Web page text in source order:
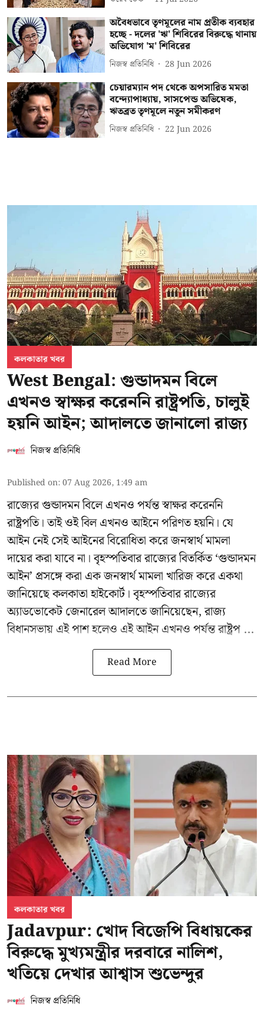
অবৈধভাবে তৃণমূলের নাম প্রতীক ব্যবহার
হচ্ছে - দলের 'ঋ' শিবিরের বিরুদ্ধে থানায়
অভিযোগ 'ম' শিবিরের
নিজস্ব প্রতিনিধি 28 Jun 2026
চেয়ারম্যান পদ থেকে অপসারিত মমতা
বন্দ্যোপাধ্যায়, সাসপেন্ড অভিষেক,
ঋতব্রত তৃণমূলে নতুন সমীকরণ
নিজস্ব প্রতিনিধি 22 Jun 2026
কলকাতার খবর
West Bengal: গুন্ডাদমন বিলে
এখনও স্বাক্ষর করেননি রাষ্ট্রপতি, চালুই
হয়নি আইন; আদালতে জানালো রাজ্য
নিজস্ব প্রতিনিধি
Published on:07 Aug 2026, 1:49 am
রাজ্যের গুন্ডাদমন বিলে এখনও পর্যন্ত স্বাক্ষর করেননি
রাষ্ট্রপতি। তাই ওই বিল এখনও আইনে পরিণত হয়নি। যে
আইন নেই সেই আইনের বিরোধিতা করে জনস্বার্থ মামলা
দায়ের করা যাবে না। বৃহস্পতিবার রাজ্যের বিতর্কিত ‘গুন্ডাদমন
আইন’ প্রসঙ্গে করা এক জনস্বার্থ মামলা খারিজ করে একথা
জানিয়েছে কলকাতা হাইকোর্ট। বৃহস্পতিবার রাজ্যের
অ্যাডভোকেট জেনারেল আদালতে জানিয়েছেন, রাজ্য
বিধানসভায় এই পাশ হলেও এই আইন এখনও পর্যন্ত রাষ্ট্রপ ...
Read More
কলকাতার খবর
Jadavpur: খোদ বিজেপি বিধায়কের
বিরুদ্ধে মুখ্যমন্ত্রীর দরবারে নালিশ,
খতিয়ে দেখার আশ্বাস শুভেন্দুর
নিজস্ব প্রতিনিধি